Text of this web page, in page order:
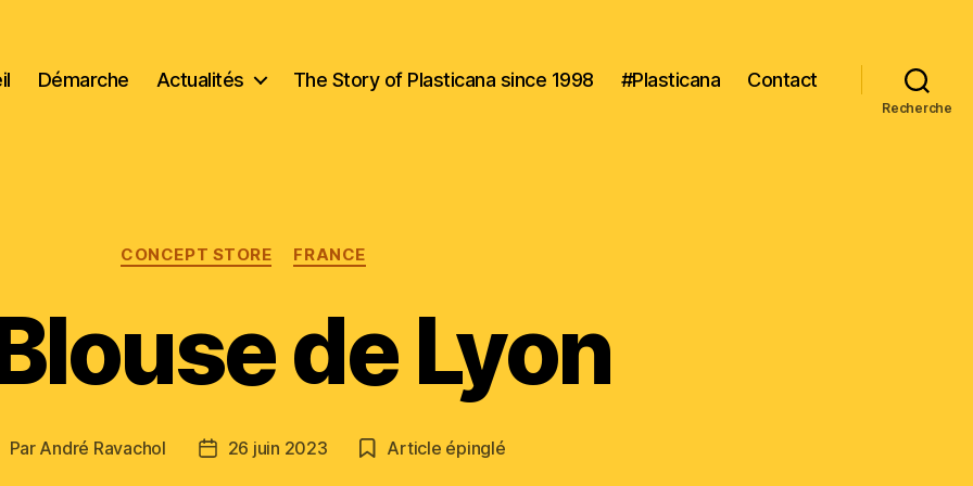
Démarche Actualités The Story of Plasticana since 1998 #Plasticana Contact
Recherche
Catégories
CONCEPT STORE FRANCE
de Lyon
Par André Ravachol
Date26 juin 2023 Article épinglé